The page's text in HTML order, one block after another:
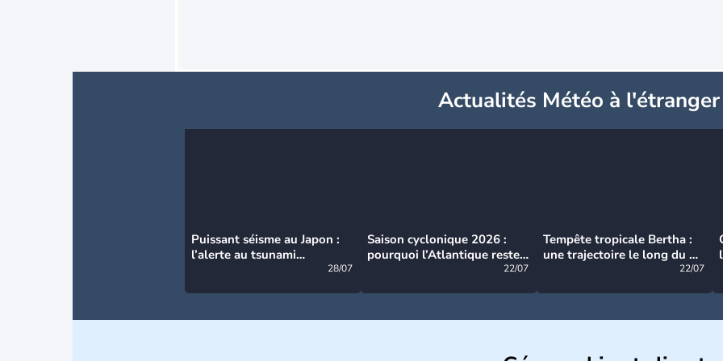
Actualités Météo à l'étranger
Puissant séisme au Japon :
l’alerte au tsunami
28/07
Saison cyclonique 2026 :
pourquoi l’Atlantique reste
22/07
Tempête tropicale Bertha :
une trajectoire le long du du
22/07